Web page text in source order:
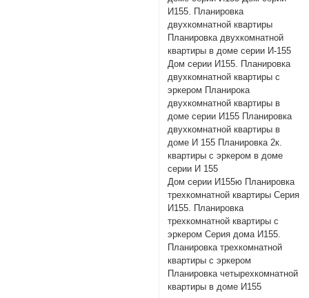
И155. Планировка
двухкомнатной квартиры
Планировка двухкомнатной
квартиры в доме серии И-155
Дом серии И155. Планировка
двухкомнатной квартиры с
эркером Планирока
двухкомнатной квартиры в
доме серии И155 Планировка
двухкомнатной квартиры в
доме И 155 Планировка 2к.
квартиры с эркером в доме
серии И 155
Дом серии И155ю Планировка
трехкомнатной квартиры Серия
И155. Планировка
трехкомнатной квартиры с
эркером Серия дома И155.
Планировка трехкомнатной
квартиры с эркером
Планировка четырехкомнатной
квартиры в доме И155